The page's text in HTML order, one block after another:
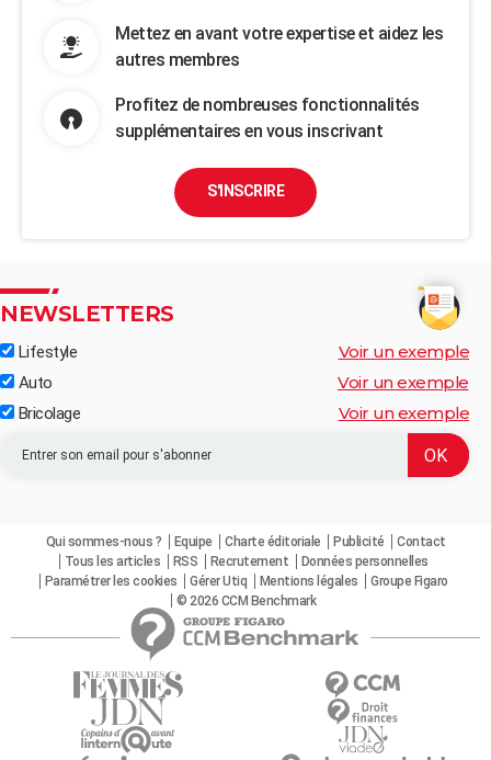
Mettez en avant votre expertise et aidez les
autres membres
Profitez de nombreuses fonctionnalités
supplémentaires en vous inscrivant
S'INSCRIRE
NEWSLETTERS
Lifestyle Voir un exemple
Auto Voir un exemple
Bricolage Voir un exemple
Qui sommes-nous ? Equipe Charte éditoriale Publicité
Contact
Tous les articles
RSS Recrutement
Données personnelles
Paramétrer les cookies
Gérer Utiq Mentions légales
Groupe Figaro
© 2026 CCM Benchmark